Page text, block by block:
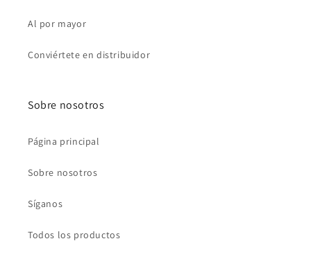
Al por mayor
Conviértete en distribuidor
Sobre nosotros
Página principal
Sobre nosotros
Síganos
Todos los productos